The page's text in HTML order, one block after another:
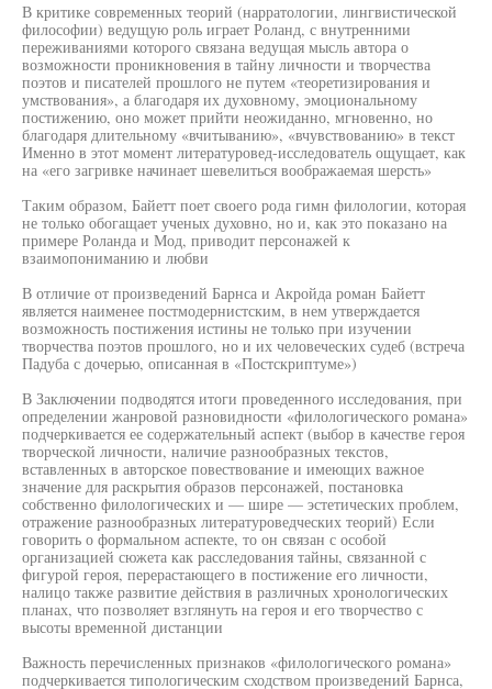
В критике современных теорий (нарратологии, лингвистической
философии) ведущую роль играет Роланд, с внутренними
переживаниями которого связана ведущая мысль автора о
возможности проникновения в тайну личности и творчества
поэтов и писателей прошлого не путем «теоретизирования и
умствования», а благодаря их духовному, эмоциональному
постижению, оно может прийти неожиданно, мгновенно, но
благодаря длительному «вчитыванию», «вчувствованию» в текст
Именно в этот момент литературовед-исследователь ощущает, как
на «его загривке начинает шевелиться воображаемая шерсть»
Таким образом, Байетт поет своего рода гимн филологии, которая
не только обогащает ученых духовно, но и, как это показано на
примере Роланда и Мод, приводит персонажей к
взаимопониманию и любви
В отличие от произведений Барнса и Акройда роман Байетт
является наименее постмодернистским, в нем утверждается
возможность постижения истины не только при изучении
творчества поэтов прошлого, но и их человеческих судеб (встреча
Падуба с дочерью, описанная в «Постскриптуме»)
В Заключении подводятся итоги проведенного исследования, при
определении жанровой разновидности «филологического романа»
подчеркивается ее содержательный аспект (выбор в качестве героя
творческой личности, наличие разнообразных текстов,
вставленных в авторское повествование и имеющих важное
значение для раскрытия образов персонажей, постановка
собственно филологических и — шире — эстетических проблем,
отражение разнообразных литературоведческих теорий) Если
говорить о формальном аспекте, то он связан с особой
организацией сюжета как расследования тайны, связанной с
фигурой героя, перерастающего в постижение его личности,
налицо также развитие действия в различных хронологических
планах, что позволяет взглянуть на героя и его творчество с
высоты временной дистанции
Важность перечисленных признаков «филологического романа»
подчеркивается типологическим сходством произведений Барнса,